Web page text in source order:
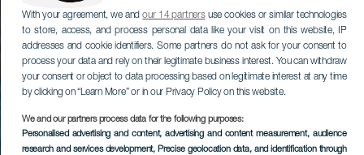
With your agreement, we andour 14 partnersuse cookies or similar technologies
to store, access, and process personal data like your visit on this website, IP
addresses and cookie identifiers. Some partners do not ask for your consent to
process your data and rely on their legitimate business interest. You can withdraw
your consent or object to data processing based on legitimate interest at any time
by clicking on “Learn More” or in our Privacy Policy on this website.
We and our partners process data for the following purposes:
Personalised advertising and content, advertising and content measurement, audience
research and services development, Precise geolocation data, and identification through